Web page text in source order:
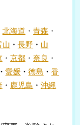
北海道 ・青森 ・
山 ・長野 ・ 山
・京都 ・奈良 ・
・愛媛 ・徳島 ・香
・ 鹿児島 ・沖縄